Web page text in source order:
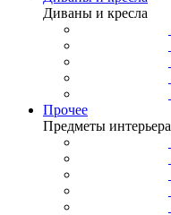
Диваны и кресла
Прочее
Предметы интерьера